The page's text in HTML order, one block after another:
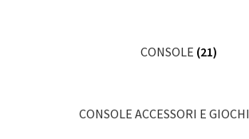
CONSOLE (21)
CONSOLE ACCESSORI E GIOCHI